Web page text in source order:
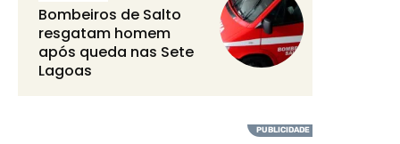
Bombeiros de Salto
resgatam homem
após queda nas Sete
Lagoas